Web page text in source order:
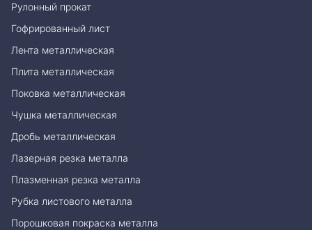
Рулонный прокат
Гофрированный лист
Лента металлическая
Плита металлическая
Поковка металлическая
Чушка металлическая
Дробь металлическая
Лазерная резка металла
Плазменная резка металла
Рубка листового металла
Порошковая покраска металла